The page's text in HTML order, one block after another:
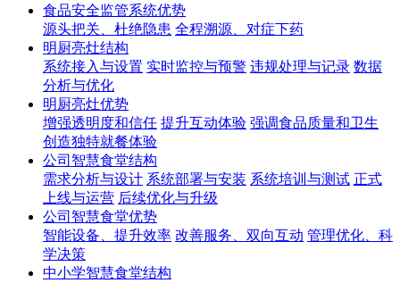
食品安全监管系统优势
源头把关、杜绝隐患 全程溯源、对症下药
明厨亮灶结构
系统接入与设置 实时监控与预警 违规处理与记录 数据
分析与优化
明厨亮灶优势
增强透明度和信任 提升互动体验 强调食品质量和卫生
创造独特就餐体验
公司智慧食堂结构
‌需求分析与设计 系统部署与安装 系统培训与测试 正式
上线与运营 后续优化与升级
公司智慧食堂优势
智能设备、提升效率 改善服务、双向互动 管理优化、科
学决策
中小学智慧食堂结构